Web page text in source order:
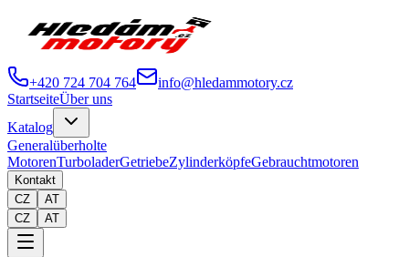
+420 724 704 764
info@hledammotory.cz
StartseiteÜber uns
Katalog
Generalüberholte
MotorenTurboladerGetriebeZylinderköpfeGebrauchtmotoren
Kontakt
CZ
AT
CZ
AT